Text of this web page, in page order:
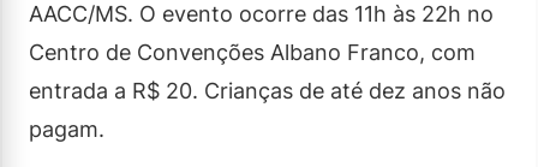
AACC/MS. O evento ocorre das 11h às 22h no
Centro de Convenções Albano Franco, com
entrada a R$ 20. Crianças de até dez anos não
pagam.